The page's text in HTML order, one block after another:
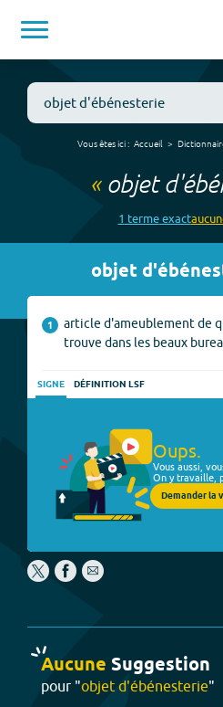
Vous êtes ici : Accueil
« objet
1 termeexact
objet
1
article d'ameublement de
trouve dans les beaux
SIGNE DÉFINITION LSF
Oups.
Vous aussi,
On y travaille,
Demander la
Aucune Suggestion
pour "objet d'ébénesterie"